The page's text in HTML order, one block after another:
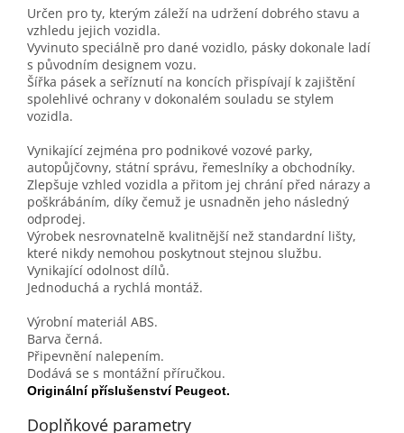
Určen pro ty, kterým záleží na udržení dobrého stavu a
vzhledu jejich vozidla.
Vyvinuto speciálně pro dané vozidlo, pásky dokonale ladí
s původním designem vozu.
Šířka pásek a seříznutí na koncích přispívají k zajištění
spolehlivé ochrany v dokonalém souladu se stylem
vozidla.
Vynikající zejména pro podnikové vozové parky,
autopůjčovny, státní správu, řemeslníky a obchodníky.
Zlepšuje vzhled vozidla a přitom jej chrání před nárazy a
poškrábáním, díky čemuž je usnadněn jeho následný
odprodej.
Výrobek nesrovnatelně kvalitnější než standardní lišty,
které nikdy nemohou poskytnout stejnou službu.
Vynikající odolnost dílů.
Jednoduchá a rychlá montáž.
Výrobní materiál ABS.
Barva černá.
Připevnění nalepením.
Dodává se s montážní příručkou.
Originální příslušenství Peugeot.
Doplňkové parametry